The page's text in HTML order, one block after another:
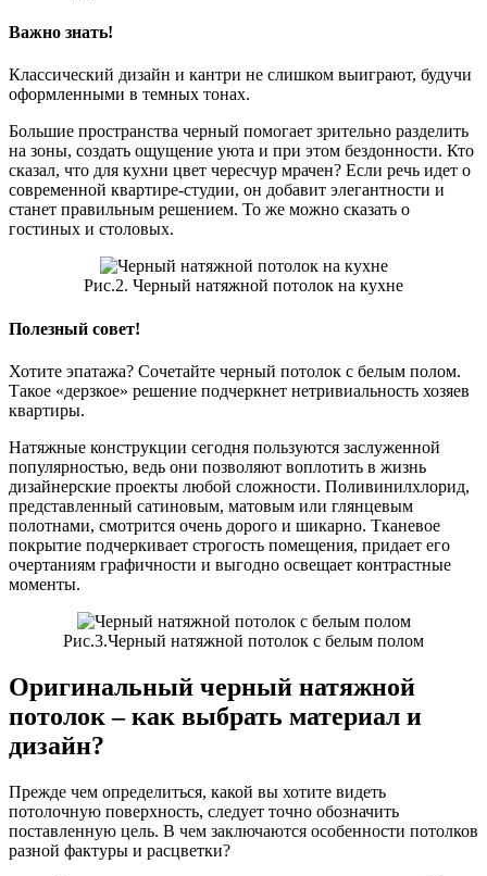
Важно знать!
Классический дизайн и кантри не слишком выиграют, будучи
оформленными в темных тонах.
Большие пространства черный помогает зрительно разделить
на зоны, создать ощущение уюта и при этом бездонности. Кто
сказал, что для кухни цвет чересчур мрачен? Если речь идет о
современной квартире-студии, он добавит элегантности и
станет правильным решением. То же можно сказать о
гостиных и столовых.
Рис.2. Черный натяжной потолок на кухне
Полезный совет!
Хотите эпатажа? Сочетайте черный потолок с белым полом.
Такое «дерзкое» решение подчеркнет нетривиальность хозяев
квартиры.
Натяжные конструкции сегодня пользуются заслуженной
популярностью, ведь они позволяют воплотить в жизнь
дизайнерские проекты любой сложности. Поливинилхлорид,
представленный сатиновым, матовым или глянцевым
полотнами, смотрится очень дорого и шикарно. Тканевое
покрытие подчеркивает строгость помещения, придает его
очертаниям графичности и выгодно освещает контрастные
моменты.
Рис.3.Черный натяжной потолок с белым полом
Оригинальный черный натяжной
потолок – как выбрать материал и
дизайн?
Прежде чем определиться, какой вы хотите видеть
потолочную поверхность, следует точно обозначить
поставленную цель. В чем заключаются особенности потолков
разной фактуры и расцветки?